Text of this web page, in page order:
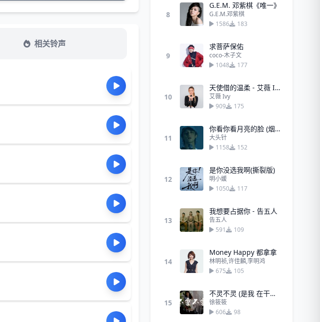
相关铃声
8
G.E.M. 邓紫棋《唯一》
G.E.M.邓紫棋
1586
183
9
求菩萨保佑
coco-木子文
1048
177
10
天使借的温柔 - 艾薇 Ivy
艾薇 Ivy
909
175
11
你看你看月亮的脸 (烟嗓男版)
大头针
1158
152
12
是你没选我啊(撕裂版)
明小媛
1050
117
13
我想要占据你 - 告五人
告五人
591
109
14
Money Happy 都拿拿
林明祯,许佳麟,李明鸿
675
105
15
不灵不灵 (是我 在干嘛～)
徐筱筱
606
98